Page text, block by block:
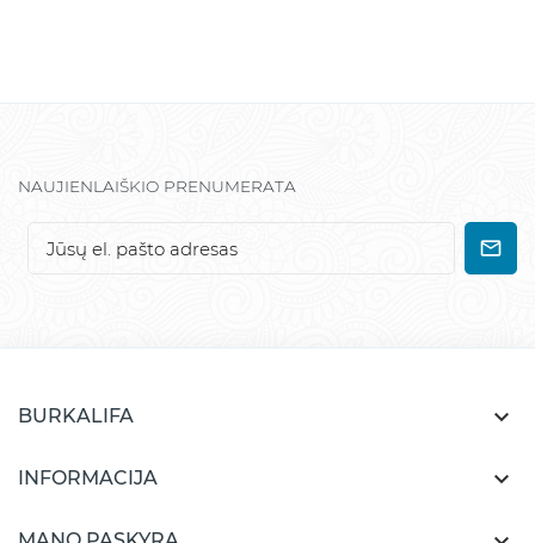
NAUJIENLAIŠKIO PRENUMERATA
BURKALIFA 
INFORMACIJA 